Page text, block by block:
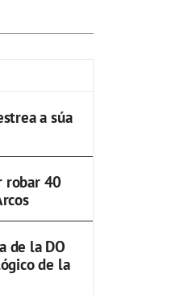
a súa
robar 40
de la DO
de la